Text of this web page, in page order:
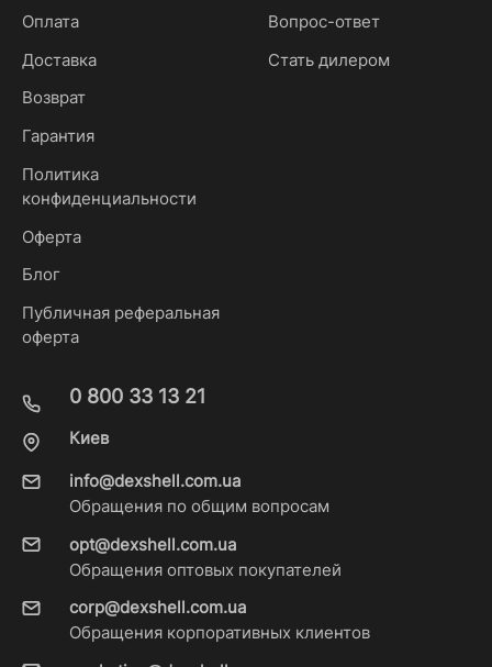
Оплата
Доставка
Возврат
Гарантия
Политика
конфиденциальности
Оферта
Блог
Публичная реферальная
оферта
Вопрос-ответ
Стать дилером
0 800 33 13 21
Киев
info@dexshell.com.ua
Обращения по общим вопросам
opt@dexshell.com.ua
Обращения оптовых покупателей
corp@dexshell.com.ua
Обращения корпоративных клиентов